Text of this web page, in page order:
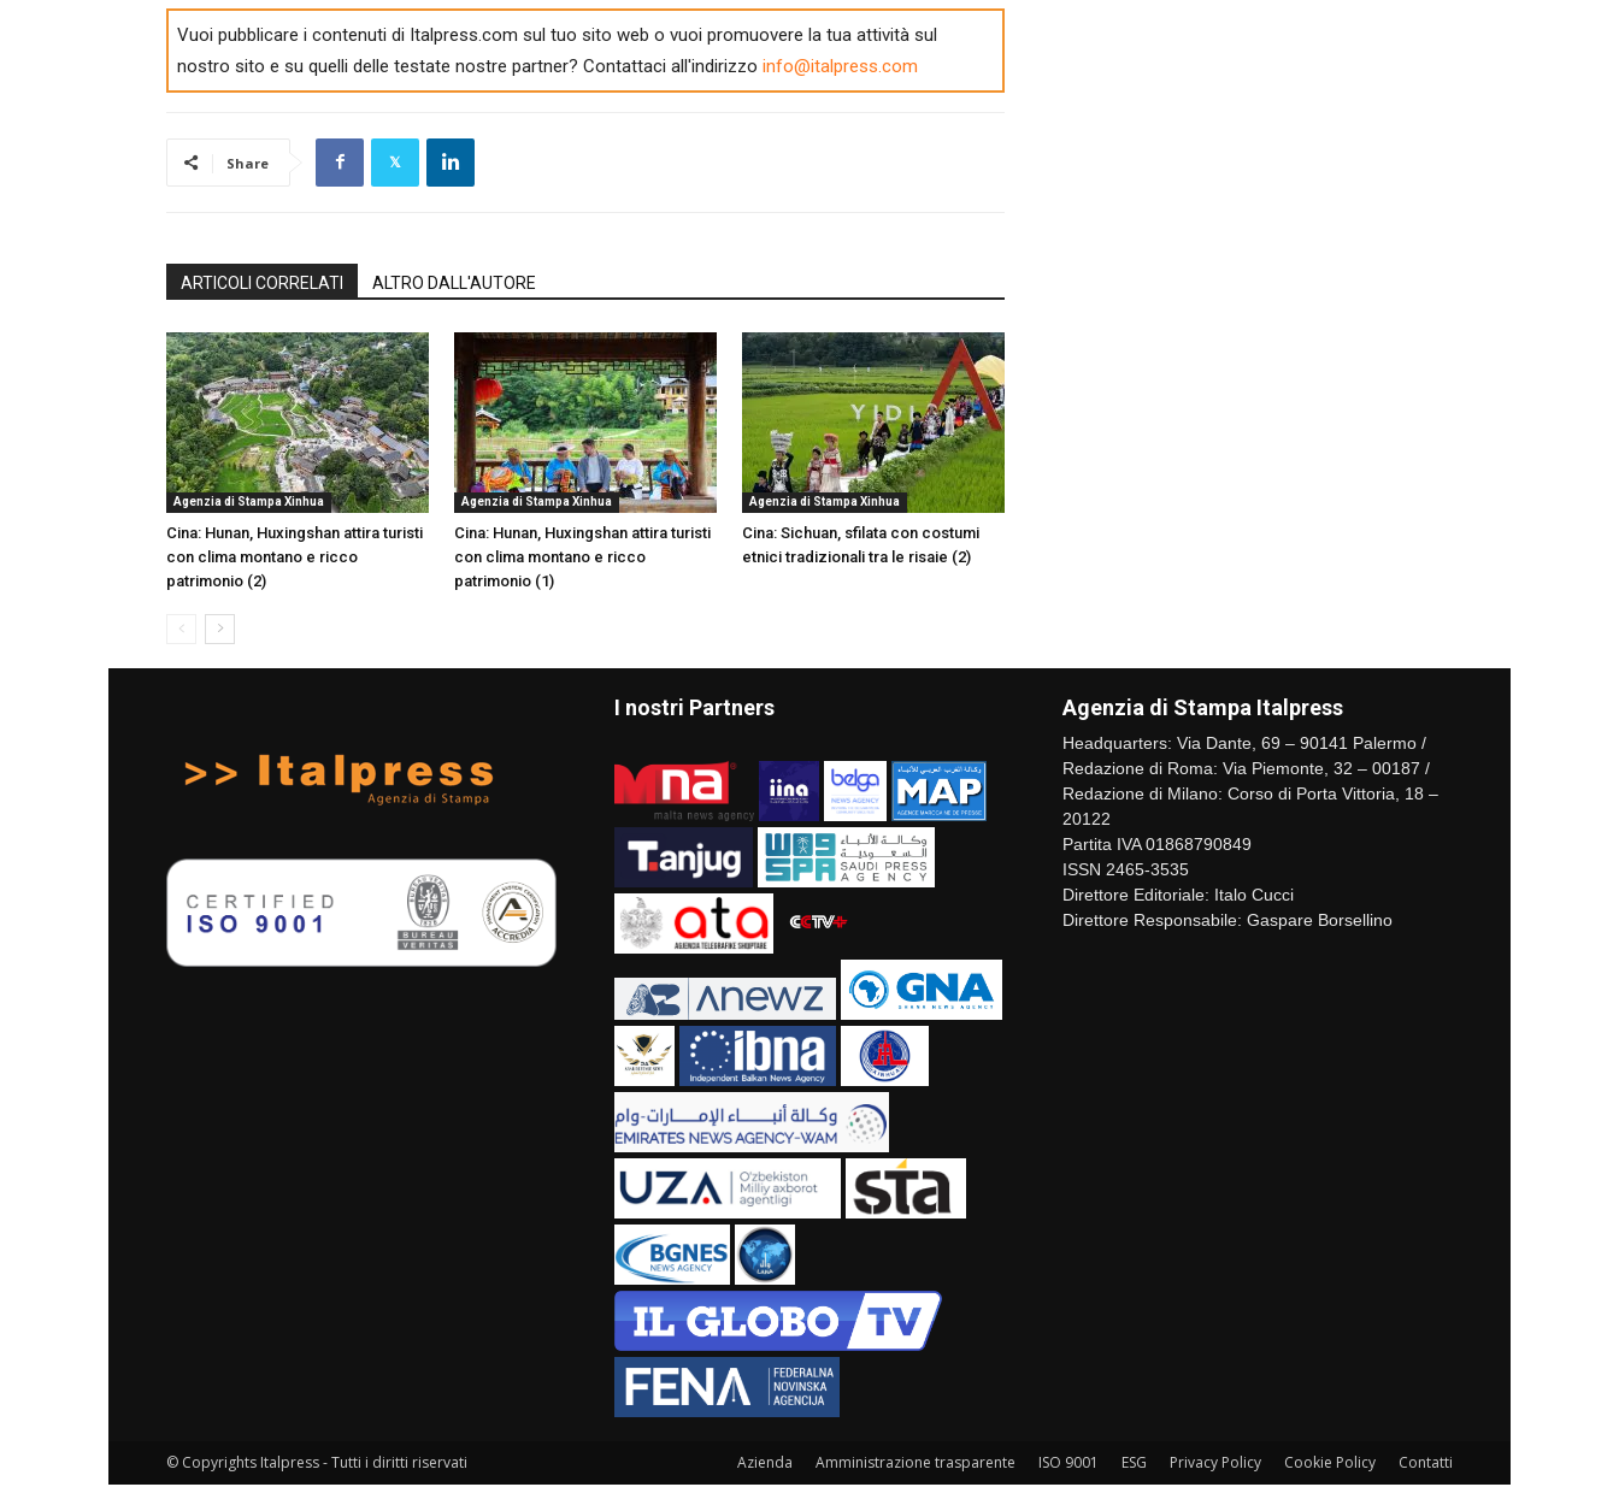
Vuoi pubblicare i contenuti di Italpress.com sul tuo sito web o vuoi promuovere la tua attività sul
nostro sito e su quelli delle testate nostre partner? Contattaci all'indirizzo info@italpress.com
Share
ARTICOLI CORRELATI ALTRO DALL'AUTORE
Agenzia di Stampa Xinhua
Cina: Hunan, Huxingshan attira turisti
con clima montano e ricco
patrimonio (2)
Agenzia di Stampa Xinhua
Cina: Hunan, Huxingshan attira turisti
con clima montano e ricco
patrimonio (1)
Agenzia di Stampa Xinhua
Cina: Sichuan, sfilata con costumi
etnici tradizionali tra le risaie (2)
I nostri Partners Agenzia di Stampa Italpress
Headquarters: Via Dante, 69 – 90141 Palermo /
Redazione di Roma: Via Piemonte, 32 – 00187 /
Redazione di Milano: Corso di Porta Vittoria, 18 –
20122
Partita IVA 01868790849
ISSN 2465-3535
Direttore Editoriale: Italo Cucci
Direttore Responsabile: Gaspare Borsellino
Azienda Amministrazione trasparente ISO 9001 ESG Privacy Policy Cookie Policy Contatti
© Copyrights Italpress - Tutti i diritti riservati